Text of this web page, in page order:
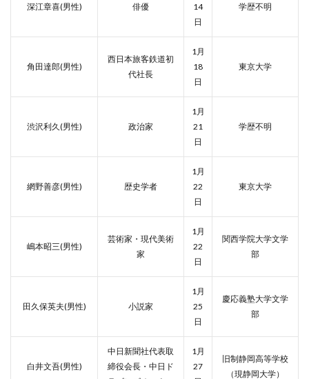
深江章喜(男性) 俳優
14
日
学歴不明
角田達郎(男性)
西日本旅客鉄道初
代社長
1月
18
日
東京大学
渋沢利久(男性) 政治家
1月
21
日
学歴不明
網野善彦(男性) 歴史学者
1月
22
日
東京大学
嶋本昭三(男性)
芸術家・現代美術
家
1月
22
日
関西学院大学文学
部
田久保英夫(男性) 小説家
1月
25
日
慶応義塾大学文学
部
白井文吾(男性)
中日新聞社代表取
締役会長・中日ド
1月
27
旧制静岡高等学校
（現静岡大学）